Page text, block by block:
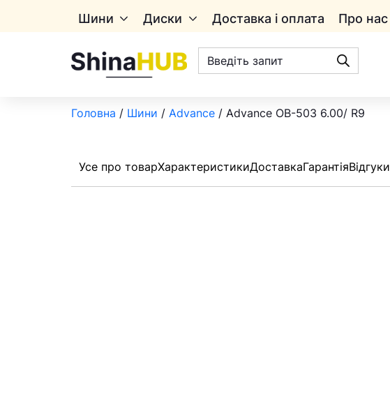
Шини Диски Доставка і оплата Про нас
Пошук
товарів
Головна / Шини / Advance / Advance OB-503 6.00/ R9
Усе про товарХарактеристикиДоставкаГарантіяВідгуки